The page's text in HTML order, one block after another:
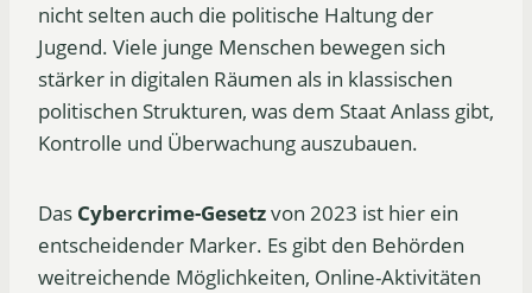
nicht selten auch die politische Haltung der
Jugend. Viele junge Menschen bewegen sich
stärker in digitalen Räumen als in klassischen
politischen Strukturen, was dem Staat Anlass gibt,
Kontrolle und Überwachung auszubauen.
Das Cybercrime-Gesetzvon 2023 ist hier ein
entscheidender Marker. Es gibt den Behörden
weitreichende Möglichkeiten, Online-Aktivitäten